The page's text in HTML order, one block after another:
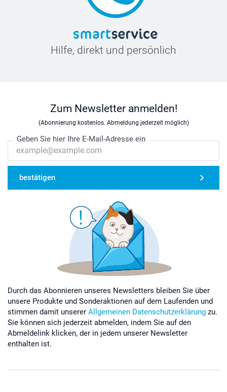
Hilfe, direkt und persönlich
Zum Newsletter anmelden!
(Abonnierung kostenlos. Abmeldung jederzeit möglich)
Geben Sie hier Ihre E-Mail-Adresse ein
bestätigen
Durch das Abonnieren unseres Newsletters bleiben Sie über
unsere Produkte und Sonderaktionen auf dem Laufenden und
stimmen damit unserer Allgemeinen Datenschutzerklärung zu.
Sie können sich jederzeit abmelden, indem Sie auf den
Abmeldelink klicken, der in jedem unserer Newsletter
enthalten ist.